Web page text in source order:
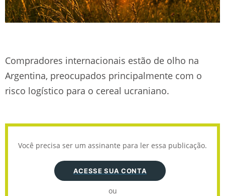
Compradores internacionais estão de olho na
Argentina, preocupados principalmente com o
risco logístico para o cereal ucraniano.
Você precisa ser um assinante para ler essa publicação.
ACESSE SUA CONTA
ou